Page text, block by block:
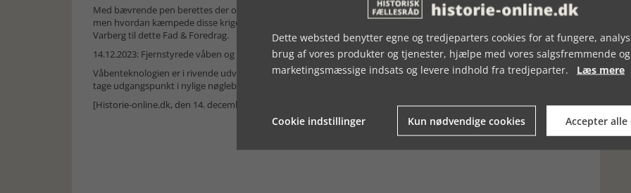
Med bævrende pen berettes der om de frygtindgydende vikinger, der hærgede løs i Europa frem til middelalderen,
men hvordan kæmpede disse krigere fra nord virkelig? Vi får besøg af Nationalmuseets egen vikingeekspert Jeanette
Varberg til dette Fad & Foredrag.
14.12.2023: Fjernstyrede våben og fremtidens kampplads v. Andreas Graae
Våbenteknologien er i rivende udvikling og ændrer hele tiden spillereglerne for krigens udførsel. Andreas Graae vil
tage udgangspunkt i nylige nøglebegivenheder, der viser, hvor krig og teknologi er på vej hen i dette Fad & Foredrag.
[Historie-online.dk, den 14. december 2022]
Dette websted benytter egne og tredjeparters cookies for at fungere,
brug af vores produkter og tjenester, hjælpe med vores salgsfremmende og
marketingsmæssige indsats og levere indhold fra tredjeparter. Læs mere
Cookie indstillinger Kun nødvendige cookies Accepter alle